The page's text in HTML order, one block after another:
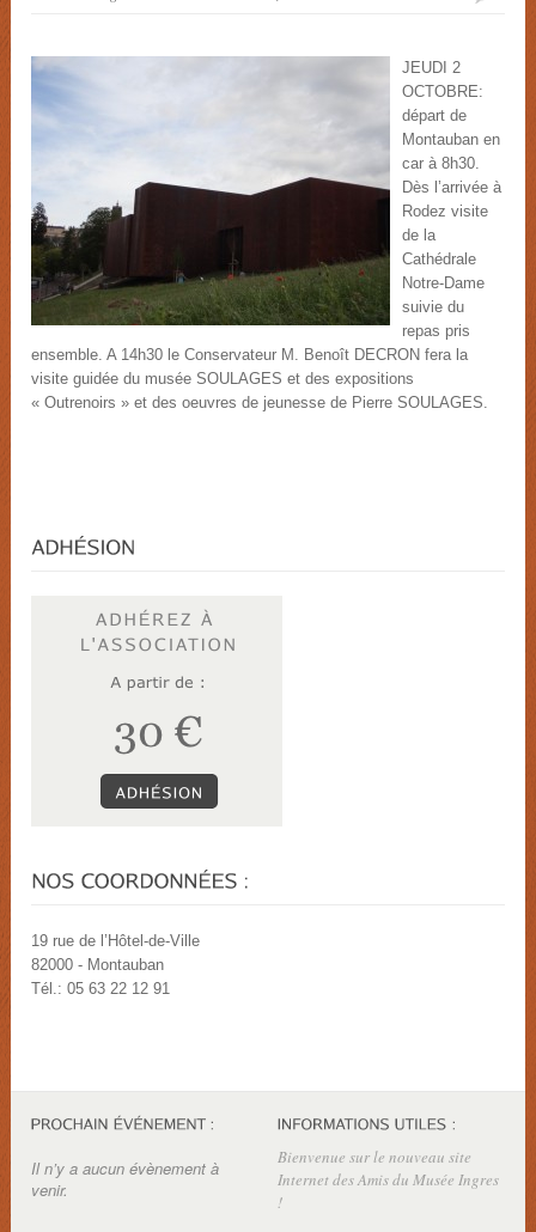
JEUDI 2
OCTOBRE:
départ de
Montauban en
car à 8h30.
Dès l’arrivée à
Rodez visite
de la
Cathédrale
Notre-Dame
suivie du
repas pris
ensemble. A 14h30 le Conservateur M. Benoît DECRON fera la
visite guidée du musée SOULAGES et des expositions
« Outrenoirs » et des oeuvres de jeunesse de Pierre SOULAGES.
19 rue de l’Hôtel-de-Ville
82000 - Montauban
Tél.: 05 63 22 12 91
Il n’y a aucun évènement à
venir.
Bienvenue sur le nouveau site
Internet des Amis du Musée Ingres
!